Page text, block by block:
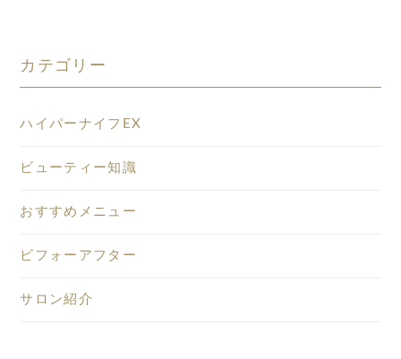
カテゴリー
ハイパーナイフEX
ビューティー知識
おすすめメニュー
ビフォーアフター
サロン紹介